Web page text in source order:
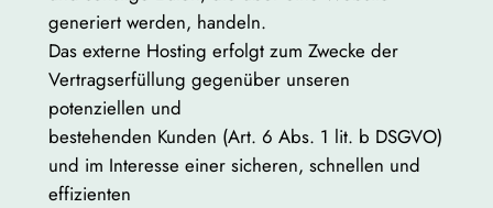
generiert werden, handeln.
Das externe Hosting erfolgt zum Zwecke der
Vertragserfüllung gegenüber unseren
potenziellen und
bestehenden Kunden (Art. 6 Abs. 1 lit. b DSGVO)
und im Interesse einer sicheren, schnellen und
effizienten